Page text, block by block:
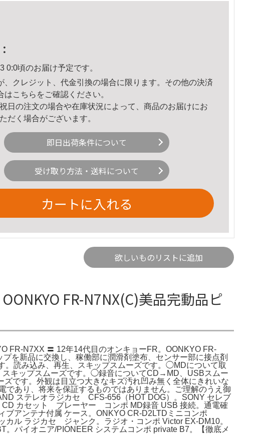
0:0頃のお届け予定です。
、クレジット、代金引換の場合に限ります。その他の決済
はこちら をご確認ください。
日の注文の場合や在庫状況によって、商品のお届けにお
だく場合がございます。
即日出荷条件について
受け取り方法・送料について
カートに入れる
欲しいものリストに追加
FR-N7NX(C)美品完動品ピ
FR-N7XX 〓 12年14代目のオンキョーFR。OONKYO FR-
を新品に交換し、稼働部に潤滑剤塗布、センサー部に接点剤
読み込み、再生、スキップスムーズです。◯MDについて取
キップスムーズです。◯録音についてCD→MD、USBスムー
です。外観は目立つ大きなキズ汚れ凹み無く全体にきれいな
あり、将来を保証するものではありません。ご理解のうえ御
ステレオラジカセ CFS-656（HOT DOG）。SONY セレブ
CD カセット プレーヤー コンポ MD録音 USB 接続。通電確
ンテナ付属 ケース。ONKYO CR-D2LTDミニコンポ
ル ラジカセ ジャンク。ラジオ・コンポ Victor EX-DM10。
パイオニア/PIONEER システムコンポ private B7。【徹底メ